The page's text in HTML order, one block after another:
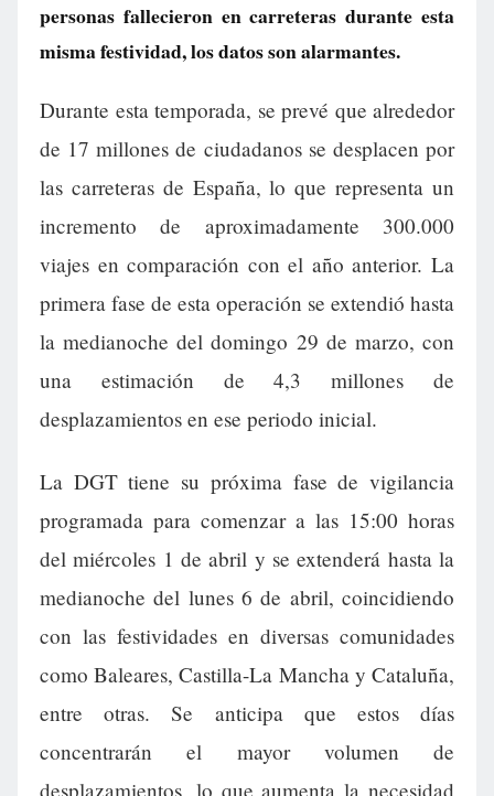
personas fallecieron en carreteras durante esta
misma festividad, los datos son alarmantes.
Durante esta temporada, se prevé que alrededor
de 17 millones de ciudadanos se desplacen por
las carreteras de España, lo que representa un
incremento de aproximadamente 300.000
viajes en comparación con el año anterior. La
primera fase de esta operación se extendió hasta
la medianoche del domingo 29 de marzo, con
una estimación de 4,3 millones de
desplazamientos en ese periodo inicial.
La DGT tiene su próxima fase de vigilancia
programada para comenzar a las 15:00 horas
del miércoles 1 de abril y se extenderá hasta la
medianoche del lunes 6 de abril, coincidiendo
con las festividades en diversas comunidades
como Baleares, Castilla-La Mancha y Cataluña,
entre otras. Se anticipa que estos días
concentrarán el mayor volumen de
desplazamientos, lo que aumenta la necesidad